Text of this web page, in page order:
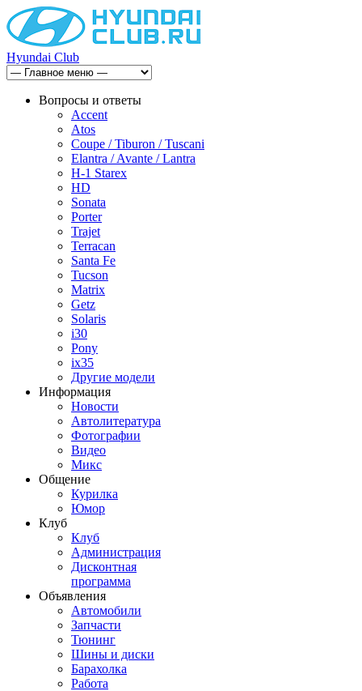
Hyundai Club
Вопросы и ответы
Accent
Atos
Coupe / Tiburon / Tuscani
Elantra / Avante / Lantra
H-1 Starex
HD
Sonata
Porter
Trajet
Terracan
Santa Fe
Tucson
Matrix
Getz
Solaris
i30
Pony
ix35
Другие модели
Информация
Новости
Автолитература
Фотографии
Видео
Микс
Общение
Курилка
Юмор
Клуб
Клуб
Администрация
Дисконтная
программа
Объявления
Автомобили
Запчасти
Тюнинг
Шины и диски
Барахолка
Работа